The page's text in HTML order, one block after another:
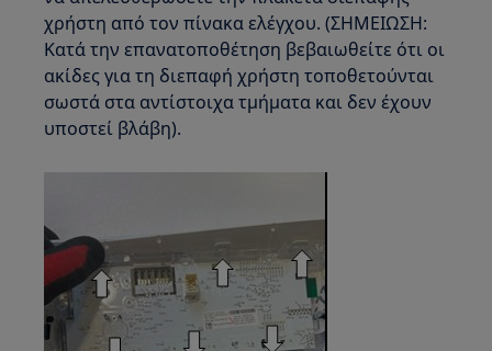
χρήστη από τον πίνακα ελέγχου. (ΣΗΜΕΙΩΣΗ:
Κατά την επανατοποθέτηση βεβαιωθείτε ότι οι
ακίδες για τη διεπαφή χρήστη τοποθετούνται
σωστά στα αντίστοιχα τμήματα και δεν έχουν
υποστεί βλάβη).